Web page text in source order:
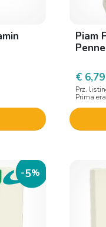
Piam
€ 6,79
Prz.
Prima era
-5%